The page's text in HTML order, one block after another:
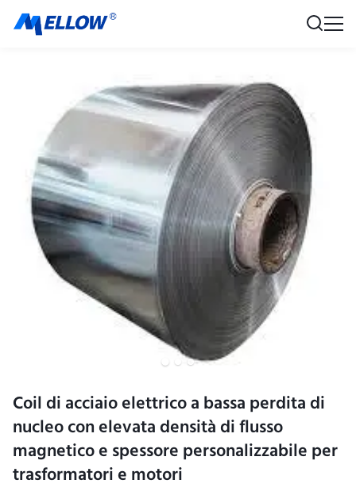
Coil di acciaio elettrico a bassa perdita di
nucleo con elevata densità di flusso
magnetico e spessore personalizzabile per
trasformatori e motori